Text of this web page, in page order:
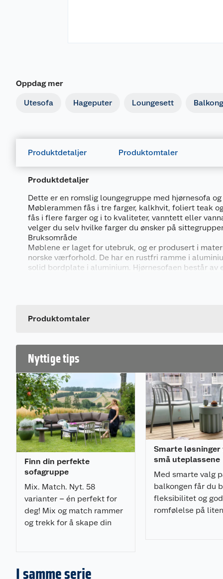
Oppdag mer
Utesofa Hageputer Loungesett
Produktdetaljer Produktomtaler
Produktdetaljer
Dette er en romslig loungegruppe med hjørnesofa
Møblerammen fås i tre farger, kalkhvit, foliert teak
fås i flere farger og i to kvaliteter, vanntett eller
velger du selv hvilke farger du ønsker på
Bruksområde
Møblene er laget for utebruk, og er produsert i
norske værforhold. De har en rustfri ramme i
solid bordplate i aluminium. Hjørnesofaen består av
Putetrekk i mange lekre farger
Vannavvisende kvalitet: Polyester stoff som har
impregnering
Vanntett kvalitet: Polyester stoff med TPU duk
innsiden av trekket
Vær oppmerksom på at fargene som vises på
faktiske fargene på produktet. Dette skyldes
skjerminnstillinger, lysforhold og skjermteknologi.
mange vakre farger, og to kvaliteter på stoffet:
Produktegenskaper
Komplett hagegruppe med god sittekomfort - 12
22 cm tykke ryggputer
Ramme i rustfri aluminium - velg mellom tre
foliert teak
Holdbar: produsert i materialer for norske forhold
Materialer
Produktomtaler
Nyttige tips
Finn din perfekte
sofagruppe
Mix. Match. Nyt. 58
varianter – én perfekt for
deg! Mix og match rammer
og trekk for å skape din
Smarte løsninger
små uteplassene
Med smarte valg
balkongen får du
fleksibilitet og god
romfølelse på
I samme serie